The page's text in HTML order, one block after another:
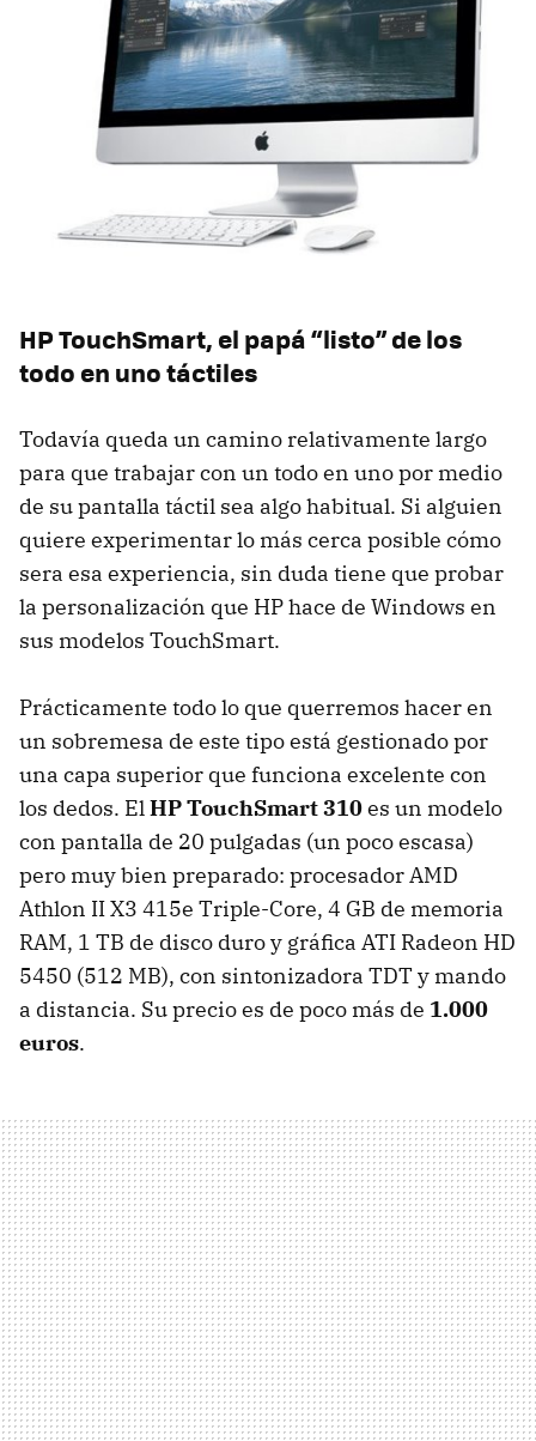
HP TouchSmart, el papá “listo” de los
todo en uno táctiles
Todavía queda un camino relativamente largo
para que trabajar con un todo en uno por medio
de su pantalla táctil sea algo habitual. Si alguien
quiere experimentar lo más cerca posible cómo
sera esa experiencia, sin duda tiene que probar
la personalización que HP hace de Windows en
sus modelos TouchSmart.
Prácticamente todo lo que querremos hacer en
un sobremesa de este tipo está gestionado por
una capa superior que funciona excelente con
los dedos. ElHP TouchSmart 310es un modelo
con pantalla de 20 pulgadas (un poco escasa)
pero muy bien preparado: procesadorAMD
Athlon II X3 415e Triple-Core, 4 GB de memoria
RAM, 1 TB de disco duro y gráfica ATI Radeon HD
5450 (512 MB), con sintonizadora TDTy mando
a distancia. Su precio es de poco más de 1.000
euros.